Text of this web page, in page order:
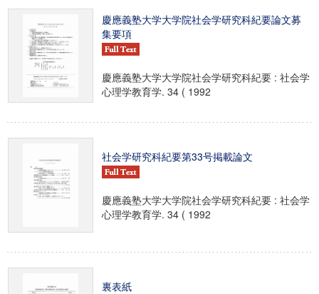
慶應義塾大学大学院社会学研究科紀要論文募
集要項
慶應義塾大学大学院社会学研究科紀要 : 社会学
心理学教育学. 34 ( 1992
社会学研究科紀要第33号掲載論文
慶應義塾大学大学院社会学研究科紀要 : 社会学
心理学教育学. 34 ( 1992
裏表紙